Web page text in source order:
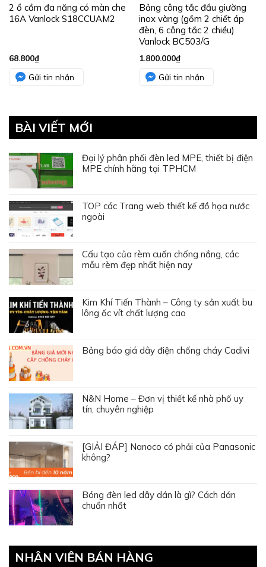
2 ổ cắm đa năng có màn che
16A Vanlock S18CCUAM2
68.800₫
Gửi tin nhắn
Bảng công tắc đầu giường
inox vàng (gồm 2 chiết áp
đèn, 6 công tắc 2 chiều)
Vanlock BC503/G
1.800.000₫
Gửi tin nhắn
BÀI VIẾT MỚI
Đại lý phân phối đèn led MPE, thiết bị điện
MPE chính hãng tại TPHCM
TOP các Trang web thiết kế đồ họa nước
ngoài
Cấu tạo của rèm cuốn chống nắng, các
mẫu rèm đẹp nhất hiện nay
Kim Khí Tiến Thành – Công ty sản xuất bu
lông ốc vít chất lượng cao
Bảng báo giá dây điện chống cháy Cadivi
N&N Home – Đơn vị thiết kế nhà phố uy
tín, chuyên nghiệp
[GIẢI ĐÁP] Nanoco có phải của Panasonic
không?
Bóng đèn led dây dán là gì? Cách dán
chuẩn nhất
NHÂN VIÊN BÁN HÀNG